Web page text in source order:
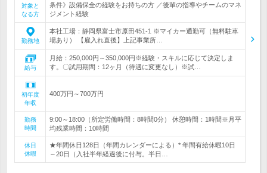
対象と
なる方
条件》設備保全の経験をお持ちの方 ／後輩の指導やチームのマネ
ジメント経験
勤務地
本社工場：静岡県富士市原田451-1 ※マイカー通勤可（無料駐車
場あり） 【雇入れ直後】上記事業所…
給与
月給：250,000円～350,000円※経験・スキルに応じて決定しま
す。〇試用期間：12ヶ月（待遇に変更なし）※試…
初年度
年収
400万円～700万円
勤務
時間
9:00～18:00（所定労働時間：8時間0分） 休憩時間：1時間※月平
均残業時間：10時間
休日
休暇
★年間休日128日（年間カレンダーによる）* 年間有給休暇10日
～20日（入社半年経過後に付与。半日…